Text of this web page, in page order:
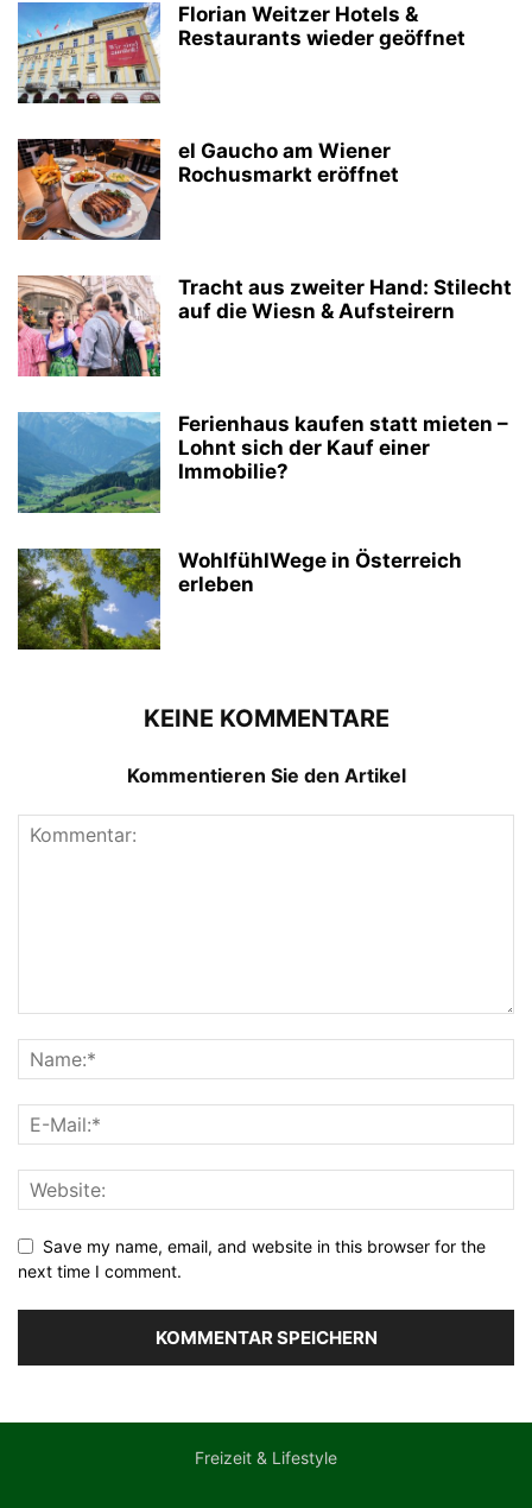
Florian Weitzer Hotels &
Restaurants wieder geöffnet
el Gaucho am Wiener
Rochusmarkt eröffnet
Tracht aus zweiter Hand: Stilecht
auf die Wiesn & Aufsteirern
Ferienhaus kaufen statt mieten –
Lohnt sich der Kauf einer
Immobilie?
WohlfühlWege in Österreich
erleben
KEINE KOMMENTARE
Kommentieren Sie den Artikel
Save my name, email, and website in this browser for the
next time I comment.
Freizeit & Lifestyle